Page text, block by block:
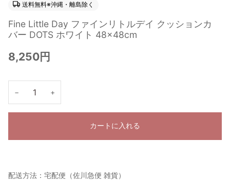
送料無料※沖縄・離島除く
Fine Little Day ファインリトルデイ クッションカ
バー DOTS ホワイト 48×48cm
8,250円
− +
カートに入れる
配送方法：宅配便（佐川急便 雑貨）